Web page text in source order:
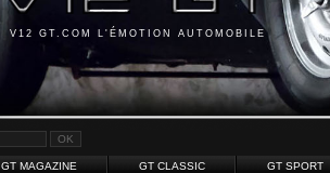
V12 GT.COM L'ÉMOTION AUTOMOBILE
GT MAGAZINE GT CLASSIC GT SPORT